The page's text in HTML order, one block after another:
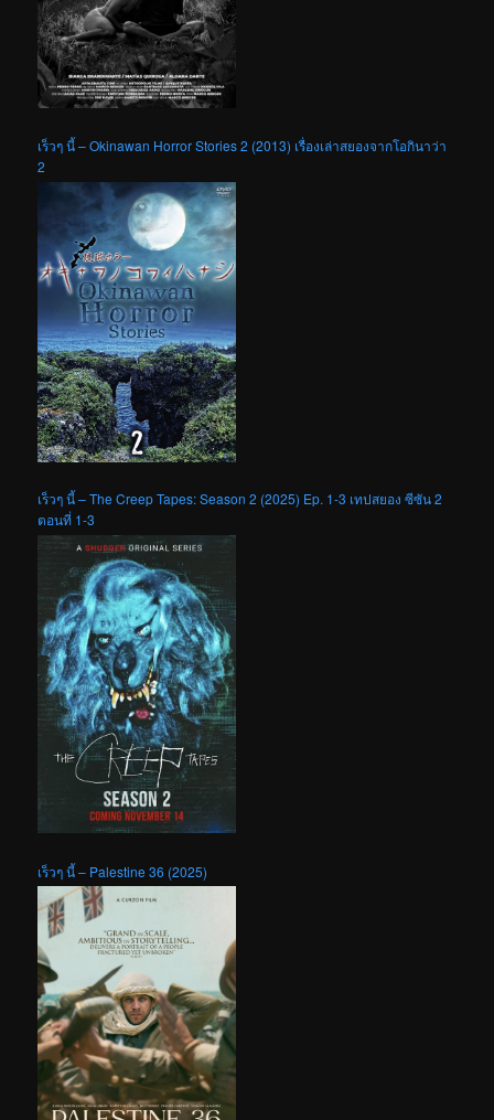
เร็วๆ นี้ – Okinawan Horror Stories 2 (2013) เรื่องเล่าสยองจากโอกินาว่า
2
เร็วๆ นี้ – The Creep Tapes: Season 2 (2025) Ep. 1-3 เทปสยอง ซีซัน 2
ตอนที่ 1-3
เร็วๆ นี้ – Palestine 36 (2025)